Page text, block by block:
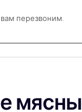
перезвоним.